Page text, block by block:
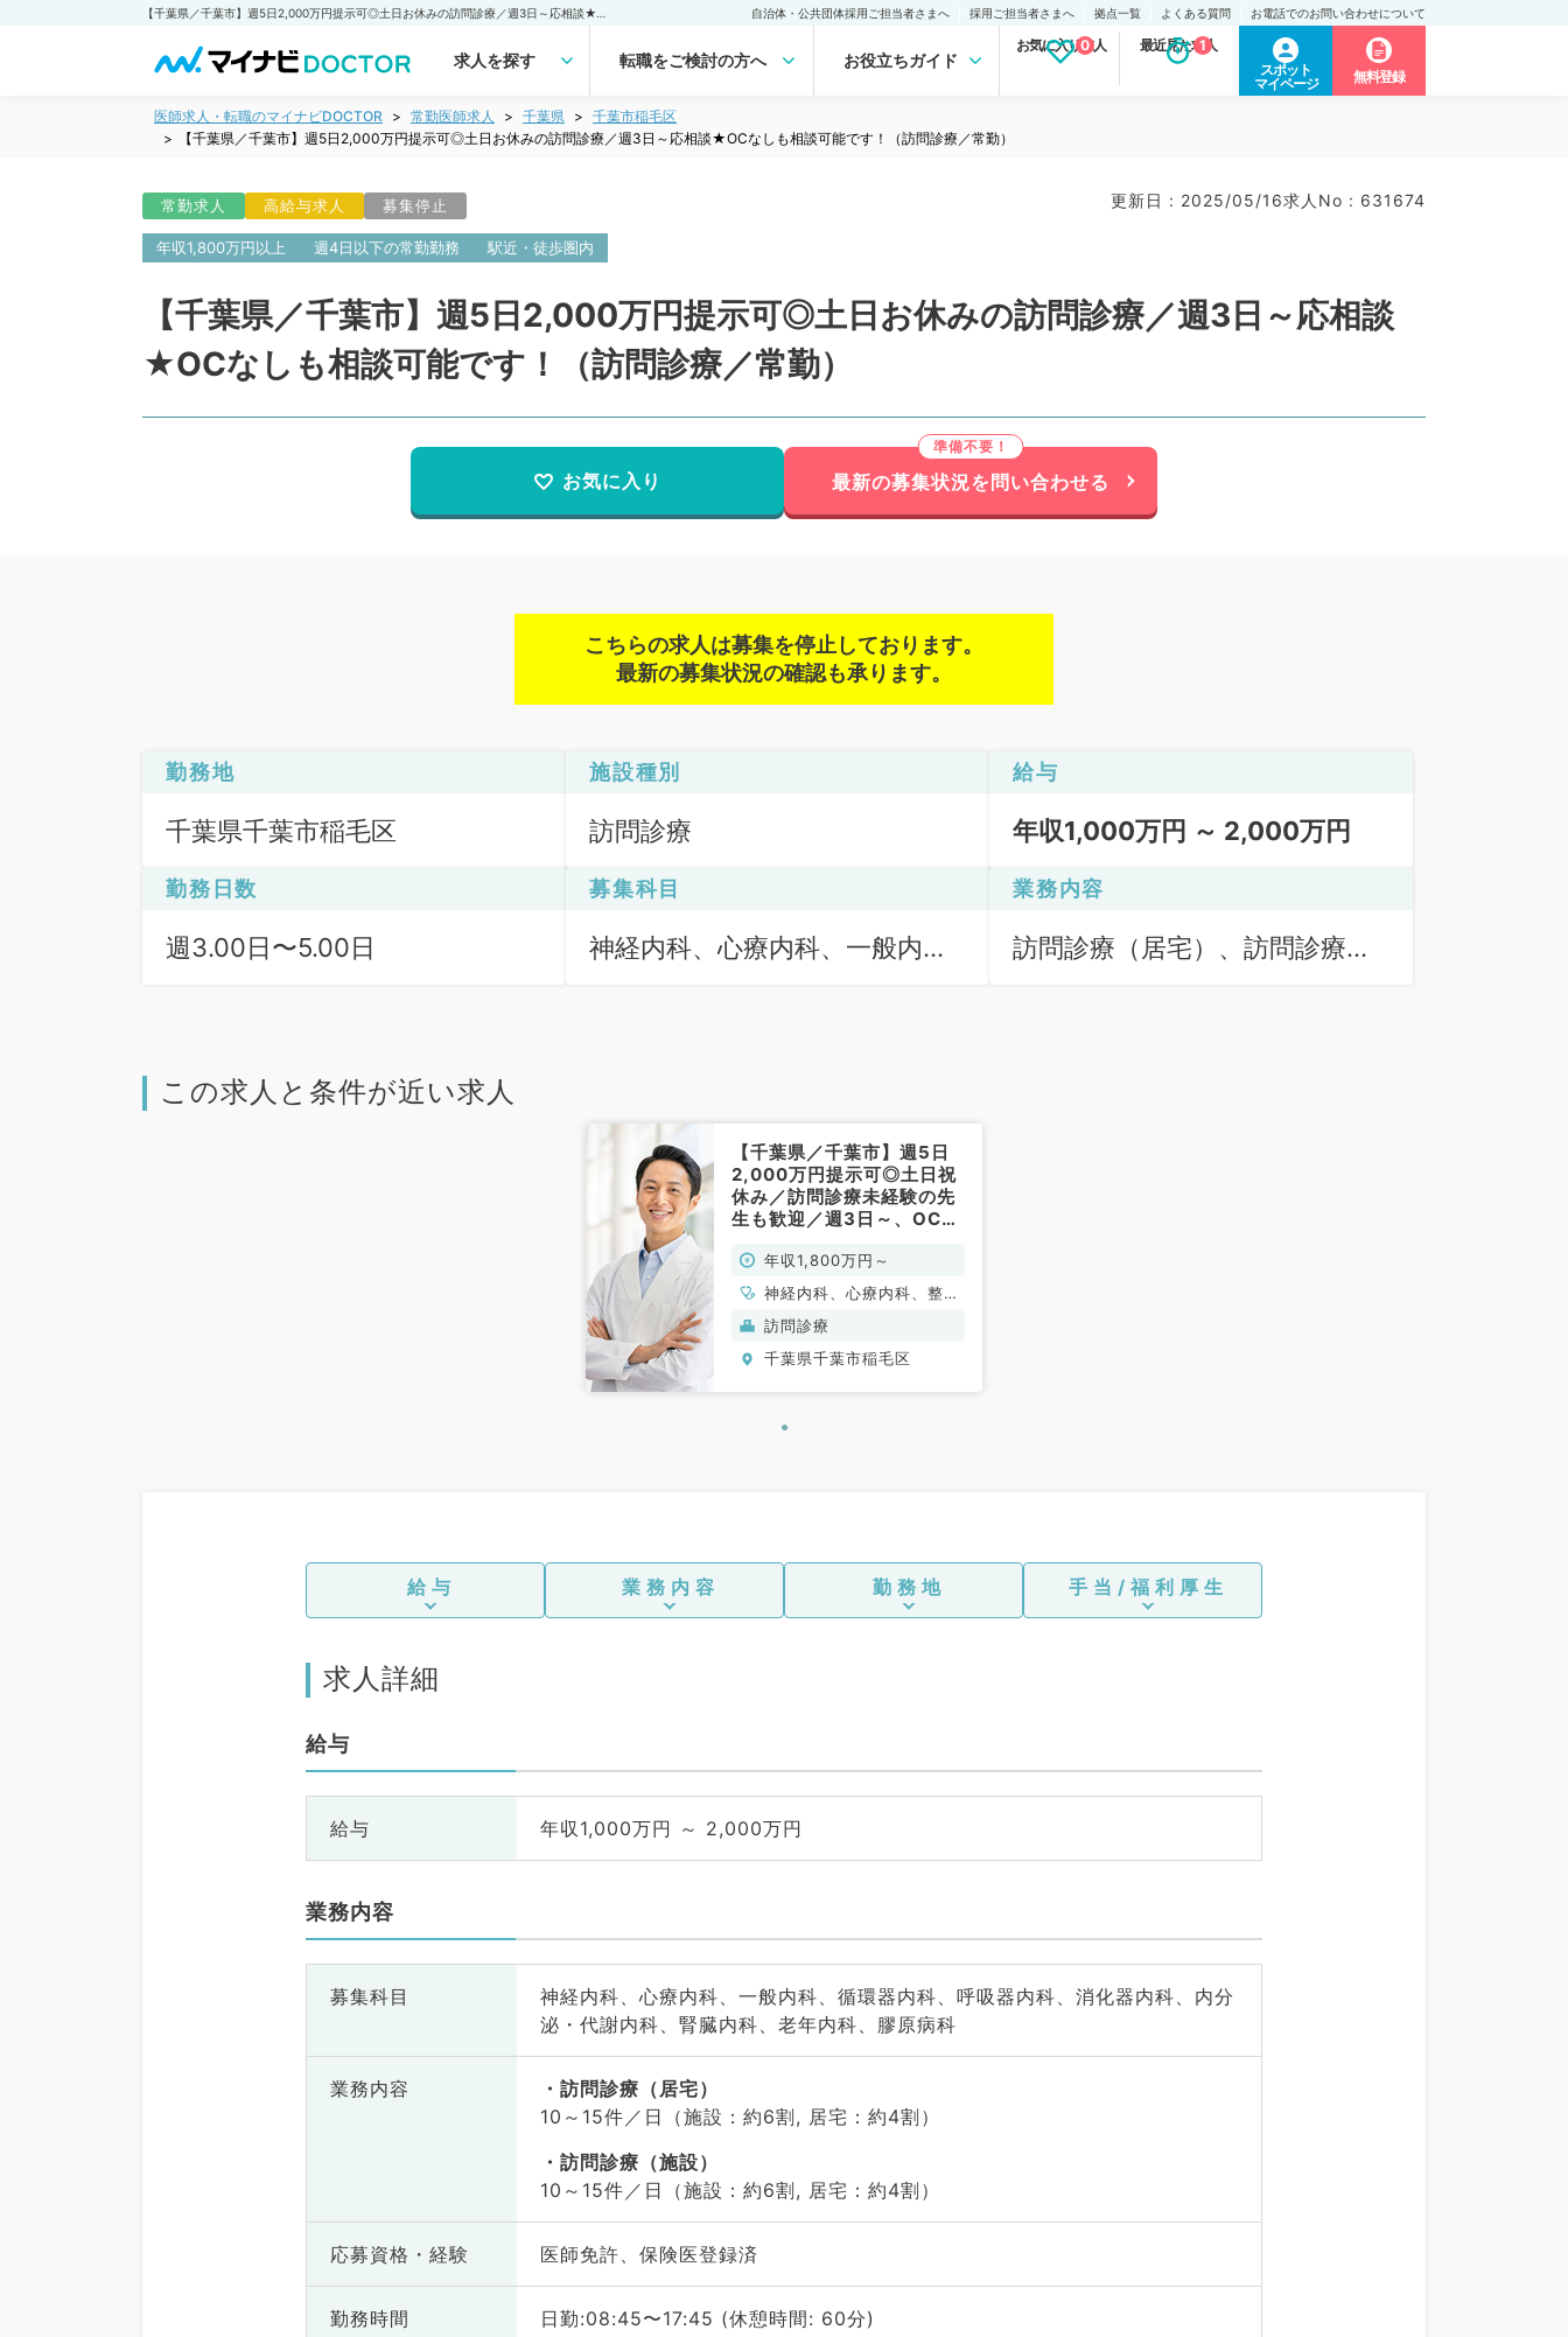
自治体・公共団体採用ご担当者さまへ 採用ご担当者さまへ 拠点一覧 よくある質問 お電話でのお問い合わせについて
求人を探す 転職をご検討の方へ お役立ちガイド
お気に入り求人
0 最近見た求人
1
スポット
マイページ
無料登録
医師求人・転職のマイナビDOCTOR 常勤医師求人 千葉県
千葉市稲毛区
【千葉県／千葉市】週5日2,000万円提示可◎土日お休みの訪問診療／週3日～応相談★OCなしも相談可能です！（訪問診療／常勤）
常勤求人 高給与求人 募集停止 更新日 : 2025/05/16求人No : 631674
年収1,800万円以上 週4日以下の常勤勤務 駅近・徒歩圏内
【千葉県／千葉市】週5日2,000万円提示可◎土日お休みの訪問診療／週3日～応相談
★OCなしも相談可能です！（訪問診療／常勤）
お気に入り 最新の募集状況を問い合わせる
こちらの求人は募集を停止しております。
最新の募集状況の確認も承ります。
勤務地
千葉県千葉市稲毛区
施設種別
訪問診療
給与
年収1,000万円 ～ 2,000万円
勤務日数
週3.00日〜5.00日
募集科目
神経内科、心療内科、一般内
業務内容
訪問診療（居宅）、訪問診療
この求人と条件が近い求人
【千葉県／千葉市】週5日
2,000万円提示可◎土日祝
休み／訪問診療未経験の先
生も歓迎／週3日～、OCな
お仕事（訪問診療／常勤）
年収1,800万円～
神経内科、心療内科、整形
外科、形成外科、美容外
科、脳神経外科、呼吸器外
科、心臓血管外科、小児外
消化器内科、内分泌・代謝
脊髄・脊椎外科
訪問診療
千葉県千葉市稲毛区
給与 業務内容 勤務地 手当/福利厚生
求人詳細
給与
給与 年収1,000万円 ～ 2,000万円
業務内容
募集科目
神経内科、心療内科、一般内科、循環器内科、呼吸器内科、消化器内科、内分
泌・代謝内科、腎臓内科、老年内科、膠原病科
業務内容
訪問診療（居宅）
10～15件／日（施設：約6割, 居宅：約4割）
訪問診療（施設）
10～15件／日（施設：約6割, 居宅：約4割）
応募資格・ 経験 医師免許、保険医登録済
勤務時間 日勤:08:45〜17:45 (休憩時間: 60分)